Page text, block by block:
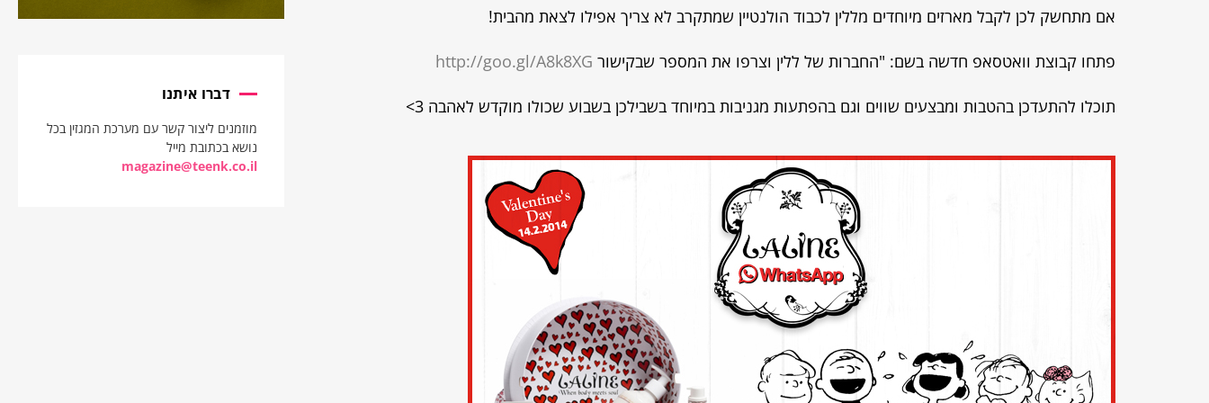
אם מתחשק לכן לקבל מארזים מיוחדים מללין לכבוד הולנטיין שמתקרב לא צריך אפילו לצאת מהבית!
פתחו קבוצת וואטסאפ חדשה בשם: "החברות של ללין וצרפו את המספר שבקישור
תוכלו להתעדכן בהטבות ומבצעים שווים וגם בהפתעות מגניבות במיוחד בשבילכן בשבוע שכולו מוקדש לאהבה 3>
דברו איתנו
מוזמנים ליצור קשר עם מערכת המגזין בכל
נושא בכתובת מייל
magazine@teenk.co.il